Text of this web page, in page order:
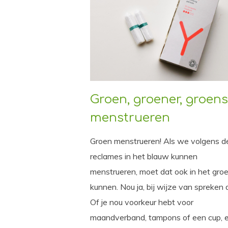
Groen, groener,
menstrueren
Groen menstrueren! Als we volgens
reclames in het blauw kunnen
menstrueren, moet dat ook in het
kunnen. Nou ja, bij wijze van spreken
Of je nou voorkeur hebt voor
maandverband, tampons of een cup,